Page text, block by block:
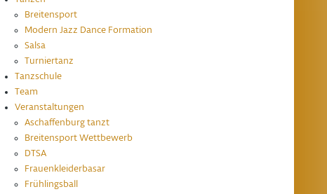
Breitensport
Modern Jazz Dance Formation
Salsa
Turniertanz
Tanzschule
Team
Veranstaltungen
Aschaffenburg tanzt
Breitensport Wettbewerb
DTSA
Frauenkleiderbasar
Frühlingsball